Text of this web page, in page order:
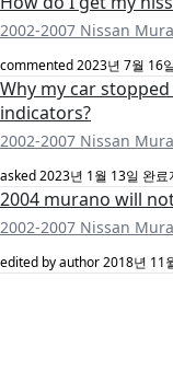
2002-2007 Nissan
commented2023년 7월 16
Why my car
indicators?
2002-2007 Nissan
asked2023년 1월 13일 완료
2004 murano will
2002-2007 Nissan
edited by author2018년 11